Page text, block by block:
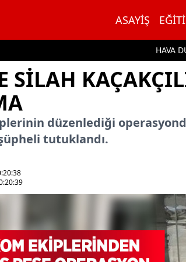
ASAYIŞ
HAVA
SILAH
düzenlediği
tutuklandı.